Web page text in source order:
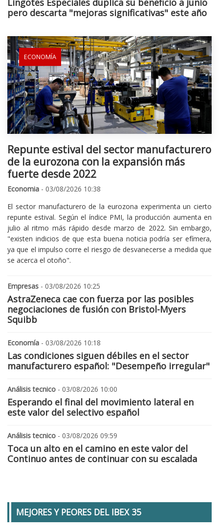
Lingotes Especiales duplica su beneficio a junio
pero descarta "mejoras significativas" este año
ECONOMÍA
Repunte estival del sector manufacturero
de la eurozona con la expansión más
fuerte desde 2022
Economia - 03/08/2026 10:38
El sector manufacturero de la eurozona experimenta un cierto
repunte estival. Según el índice PMI, la producción aumenta en
julio al ritmo más rápido desde marzo de 2022. Sin embargo,
"existen indicios de que esta buena noticia podría ser efímera,
ya que el impulso corre el riesgo de desvanecerse a medida que
se acerca el otoño".
Empresas - 03/08/2026 10:25
AstraZeneca cae con fuerza por las posibles
negociaciones de fusión con Bristol-Myers
Squibb
Economía - 03/08/2026 10:18
Las condiciones siguen débiles en el sector
manufacturero español: "Desempeño irregular"
Análisis tecnico - 03/08/2026 10:00
Esperando el final del movimiento lateral en
este valor del selectivo español
Análisis tecnico - 03/08/2026 09:59
Toca un alto en el camino en este valor del
Continuo antes de continuar con su escalada
MEJORES Y PEORES DEL IBEX 35